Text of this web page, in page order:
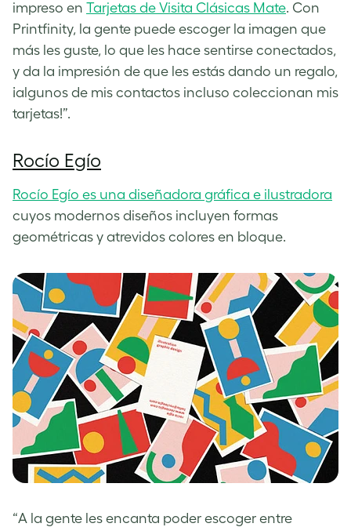
impreso en Tarjetas de Visita Clásicas Mate. Con
Printfinity, la gente puede escoger la imagen que
más les guste, lo que les hace sentirse conectados,
y da la impresión de que les estás dando un regalo,
¡algunos de mis contactos incluso coleccionan mis
tarjetas!”.
Rocío Egío
Rocío Egío es una diseñadora gráfica e ilustradora
cuyos modernos diseños incluyen formas
geométricas y atrevidos colores en bloque.
“A la gente les encanta poder escoger entre